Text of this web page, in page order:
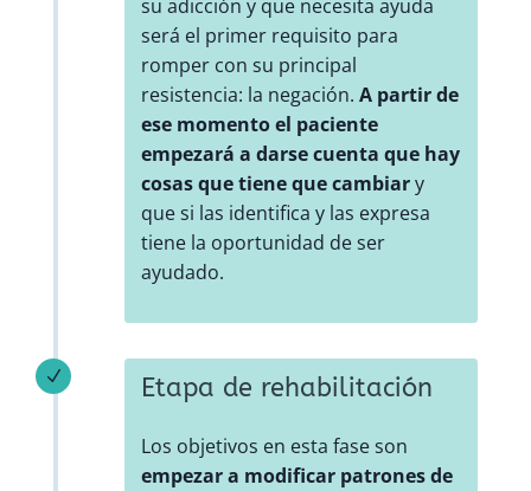
su adicción y que necesita ayuda
será el primer requisito para
romper con su principal
resistencia: la negación. A partir de
ese momento el paciente
empezará a darse cuenta que hay
cosas que tiene que cambiary
que si las identifica y las expresa
tiene la oportunidad de ser
ayudado.
N Etapa de rehabilitación
Los objetivos en esta fase son
empezar a modificar patrones de